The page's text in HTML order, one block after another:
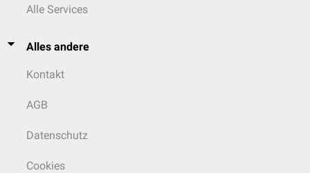
Alle Services
Alles andere
Kontakt
AGB
Datenschutz
Cookies